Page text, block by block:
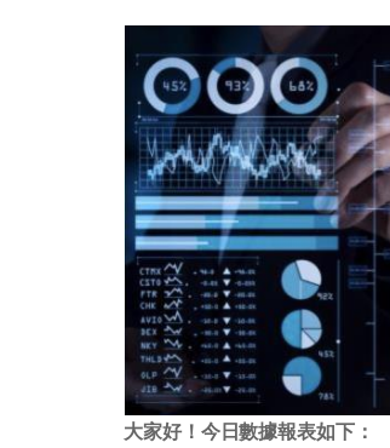
大家好！今日數據報表如下：